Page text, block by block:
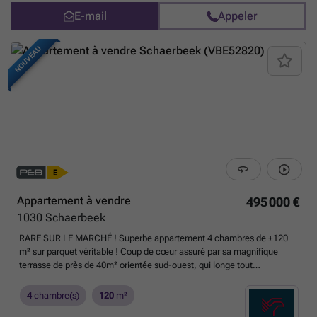
avec bain-douche Cuisine à moderniser selon vos envies PEB : E
Électricité conforme Nouvelle copropriété 💡 Luminosité, espace et
fort potentiel de rénovation. 💻 Découvrez d’autres biens à vendre à
Schaerbeek sur weinvest.be – appartements, maisons et immeubles
de rapport à Bruxelles - Schaerbeek.
En savoir plus ?
E-mail Appeler
NOUVEAU
495 000 €
Appartement à vendre
1030 Schaerbeek
RARE SUR LE MARCHÉ ! Superbe appartement 4 chambres de ±120
m² sur parquet véritable ! Coup de cœur assuré par sa magnifique
terrasse de près de 40m² orientée sud-ouest, qui longe tout
à Schaerbeek, au 4ᵉ étage d'une copropriété parfaitement entretenue,
il bénéficie d'un emplacement stratégique, à deux pas de Woluwe-
4 chambre(s) 120 m²